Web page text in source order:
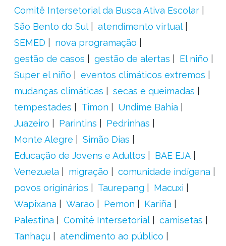
Comitê Intersetorial da Busca Ativa Escolar
São Bento do Sul
atendimento virtual
SEMED
nova programação
gestão de casos
gestão de alertas
El niño
Super el niño
eventos climáticos extremos
mudanças climáticas
secas e queimadas
tempestades
Timon
Undime Bahia
Juazeiro
Parintins
Pedrinhas
Monte Alegre
Simão Dias
Educação de Jovens e Adultos
BAE EJA
Venezuela
migração
comunidade indígena
povos originários
Taurepang
Macuxi
Wapixana
Warao Pemon
Kariña
Palestina
Comitê Intersetorial
camisetas
Tanhaçu
atendimento ao público